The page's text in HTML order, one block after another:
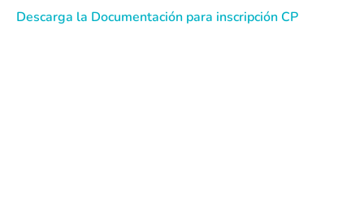
Descarga la Documentación para inscripción CP